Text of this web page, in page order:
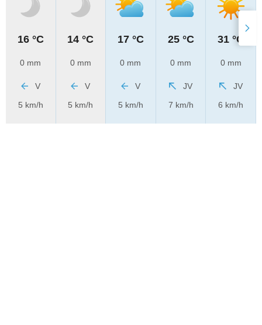
16 °C
0 mm
V
5 km/h
14 °C
0 mm
V
5 km/h
17 °C
0 mm
V
5 km/h
25 °C
0 mm
JV
7 km/h
31 °C
0 mm
JV
6 km/h